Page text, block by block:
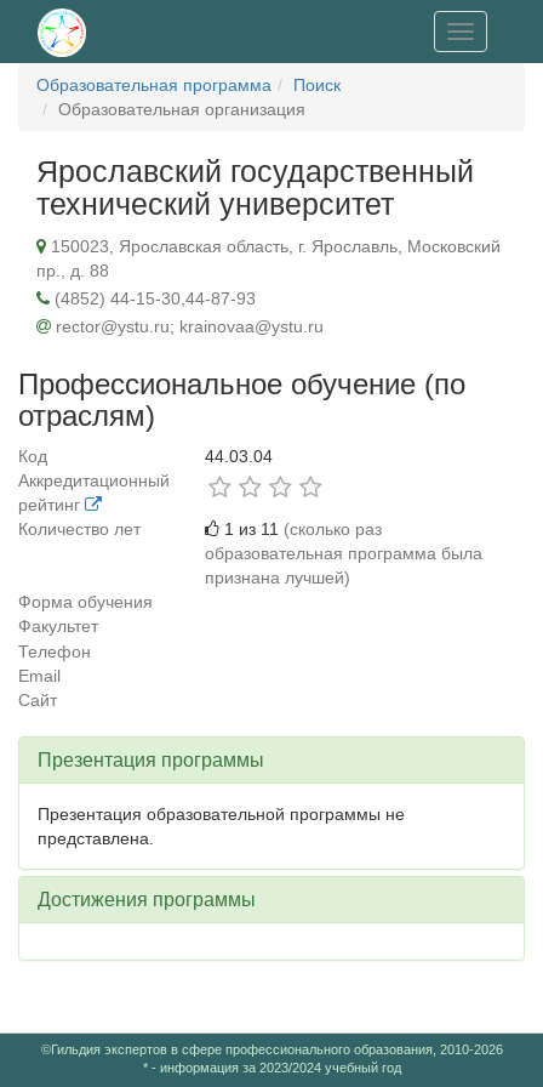
Toggle
navigation
Образовательная программа
Поиск
Образовательная организация
Ярославский государственный
технический университет
150023, Ярославская область, г. Ярославль, Московский
пр., д. 88
(4852) 44-15-30,44-87-93
rector@ystu.ru; krainovaa@ystu.ru
Профессиональное обучение (по
отраслям)
Код
44.03.04
Аккредитационный
рейтинг
Количество лет
1 из 11 (сколько раз
образовательная программа была
признана лучшей)
Форма обучения
Факультет
Телефон
Email
Сайт
Презентация программы
Презентация образовательной программы не
представлена.
Достижения программы
©Гильдия экспертов в сфере профессионального образования, 2010-2026
* - информация за 2023/2024 учебный год